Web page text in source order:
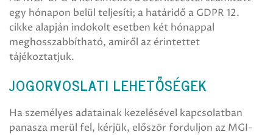
egy hónapon belül teljesíti; a határidő a GDPR 12.
cikke alapján indokolt esetben két hónappal
meghosszabbítható, amiről az érintettet
tájékoztatjuk.
JOGORVOSLATI LEHETŐSÉGEK
Ha személyes adatainak kezelésével kapcsolatban
panasza merül fel, kérjük, először forduljon az MGI-